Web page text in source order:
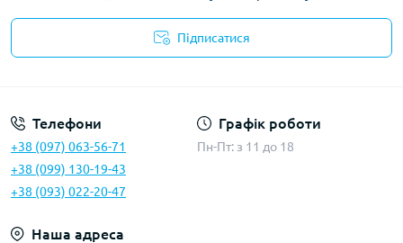
Підписатися
Телефони
+38 (097) 063-56-71
+38 (099) 130-19-43
+38 (093) 022-20-47
Графік роботи
Пн-Пт: з 11 до 18
Наша адреса